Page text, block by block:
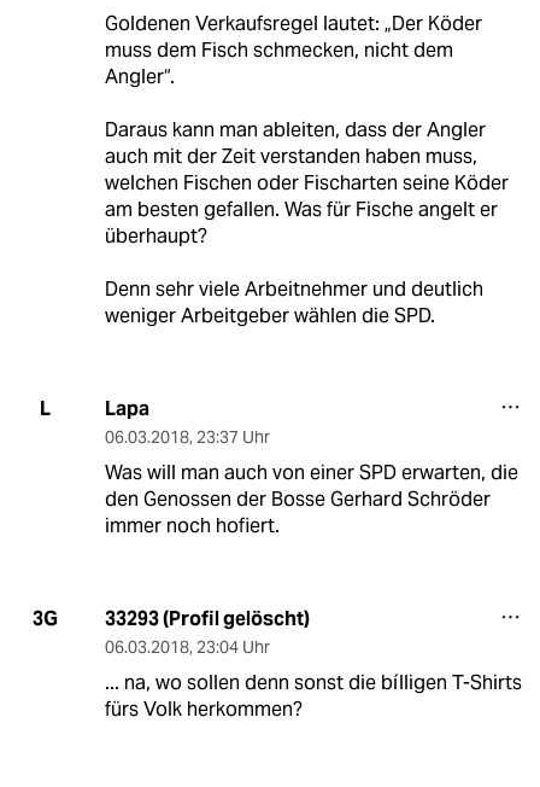
Goldenen Verkaufsregel lautet: „Der Köder
muss dem Fisch schmecken, nicht dem
Angler“.
Daraus kann man ableiten, dass der Angler
auch mit der Zeit verstanden haben muss,
welchen Fischen oder Fischarten seine Köder
am besten gefallen. Was für Fische angelt er
überhaupt?
Denn sehr viele Arbeitnehmer und deutlich
weniger Arbeitgeber wählen die SPD.
L Lapa
06.03.2018, 23:37 Uhr
Was will man auch von einer SPD erwarten, die
den Genossen der Bosse Gerhard Schröder
immer noch hofiert.
3G 33293 (Profil gelöscht)
06.03.2018, 23:04 Uhr
... na, wo sollen denn sonst die bílligen T-Shirts
fürs Volk herkommen?